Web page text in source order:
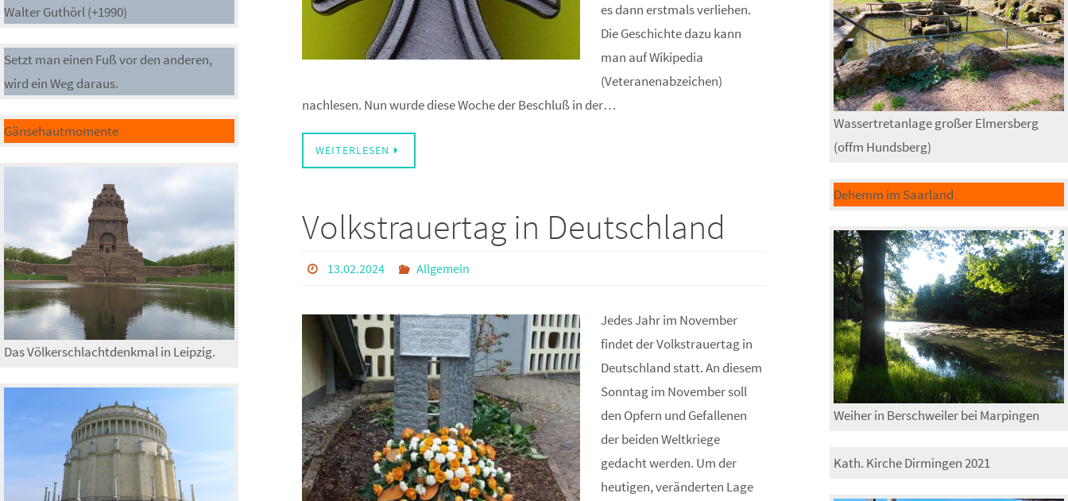
es dann erstmals verliehen.
Die Geschichte dazu kann
man auf Wikipedia
(Veteranenabzeichen)
nachlesen. Nun wurde diese Woche der Beschluß in der…
WEITERLESEN
Volkstrauertag in Deutschland
13.02.2024 Allgemein
Jedes Jahr im November
findet der Volkstrauertag in
Deutschland statt. An diesem
Sonntag im November soll
den Opfern und Gefallenen
der beiden Weltkriege
gedacht werden. Um der
heutigen, veränderten Lage
Walter Guthörl (+1990)
Setzt man einen Fuß vor den anderen,
wird ein Weg daraus.
Gänsehautmomente
Das Völkerschlachtdenkmal in Leipzig.
Wassertretanlage großer Elmersberg
(offm Hundsberg)
Dehemm im Saarland
Weiher in Berschweiler bei Marpingen
Kath. Kirche Dirmingen 2021